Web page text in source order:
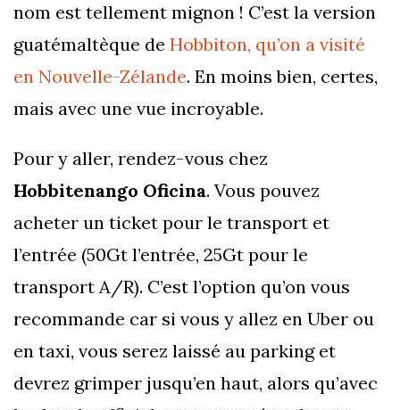
nom est tellement mignon ! C’est la version
guatémaltèque de Hobbiton, qu’on a visité
en Nouvelle-Zélande. En moins bien, certes,
mais avec une vue incroyable.
Pour y aller, rendez-vous chez
Hobbitenango Oficina. Vous pouvez
acheter un ticket pour le transport et
l’entrée (50Gt l’entrée, 25Gt pour le
transport A/R). C’est l’option qu’on vous
recommande car si vous y allez en Uber ou
en taxi, vous serez laissé au parking et
devrez grimper jusqu’en haut, alors qu’avec